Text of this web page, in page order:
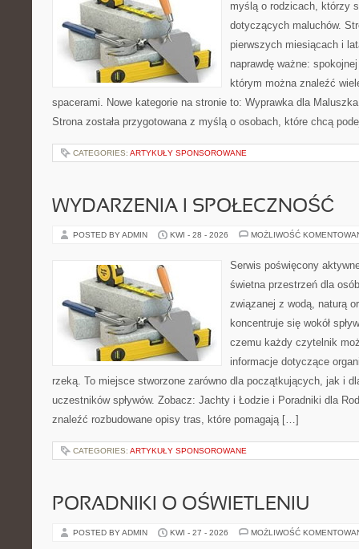
myślą o rodzicach, którzy
dotyczących maluchów.
pierwszych miesiącach i
naprawdę ważne:
którym można znaleźć
spacerami. Nowe kategorie na stronie to: Wyprawka dla
Strona została przygotowana z myślą o osobach, które chcą
CATEGORIES: ARTYKUŁY SPONSOROWANE
WYDARZENIA I SPOŁECZNOŚĆ
POSTED BY ADMIN KWI - 28 - 2026 MOŻLIWOŚĆ
Serwis poświęcony
świetna przestrzeń dla
związanej z wodą, naturą
koncentruje się wokół
czemu każdy czytelnik
informacje dotyczące
rzeką. To miejsce stworzone zarówno dla początkujących, jak i
uczestników spływów. Zobacz: Jachty i Łodzie i Poradniki dla
znaleźć rozbudowane opisy tras, które pomagają […]
CATEGORIES: ARTYKUŁY SPONSOROWANE
PORADNIKI O OŚWIETLENIU
POSTED BY ADMIN KWI - 27 - 2026 MOŻLIWOŚĆ